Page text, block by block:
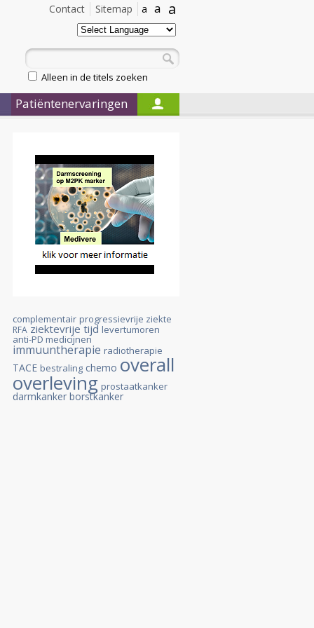
a
a
a
Sitemap
Contact
Alleen in de titels zoeken
Patiëntenervaringen
complementair progressievrije ziekte
RFA ziektevrije tijd levertumoren
anti-PD medicijnen
immuuntherapie radiotherapie
TACE bestraling chemo overall
overleving prostaatkanker
darmkanker borstkanker